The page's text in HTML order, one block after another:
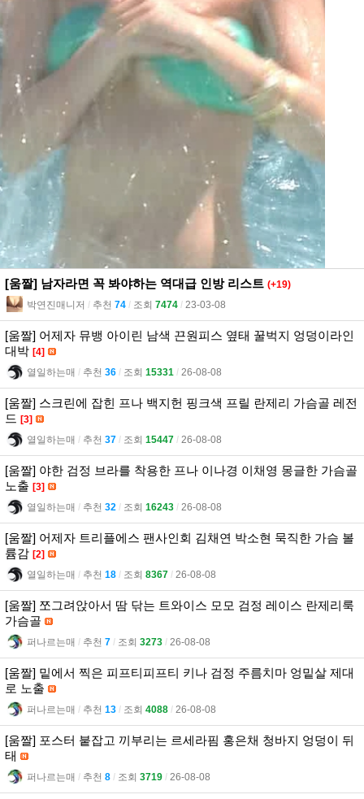
[움짤] 남자라면 꼭 봐야하는 역대급 인방 리스트 (+19)
박연진매니저 l 추천 74 l 조회 7474 l 23-03-08
[움짤] 어제자 뮤뱅 아이린 남색 끈원피스 옆태 꿀벅지 엉덩이라인
대박 [4]
열일하는매 l 추천 36 l 조회 15331 l 26-08-08
[움짤] 스크린에 잡힌 프나 백지헌 핑크색 프릴 란제리 가슴골 레전
드 [3]
열일하는매 l 추천 37 l 조회 15447 l 26-08-08
[움짤] 야한 검정 브라를 착용한 프나 이나경 이채영 몽글한 가슴골
노출 [3]
열일하는매 l 추천 32 l 조회 16243 l 26-08-08
[움짤] 어제자 트리플에스 팬사인회 김채연 박소현 묵직한 가슴 볼
륨감 [2]
열일하는매 l 추천 18 l 조회 8367 l 26-08-08
[움짤] 쪼그려앉아서 땀 닦는 트와이스 모모 검정 레이스 란제리룩
가슴골
퍼나르는매 l 추천 7 l 조회 3273 l 26-08-08
[움짤] 밑에서 찍은 피프티피프티 키나 검정 주름치마 엉밑살 제대
로 노출
퍼나르는매 l 추천 13 l 조회 4088 l 26-08-08
[움짤] 포스터 붙잡고 끼부리는 르세라핌 홍은채 청바지 엉덩이 뒤
태
퍼나르는매 l 추천 8 l 조회 3719 l 26-08-08